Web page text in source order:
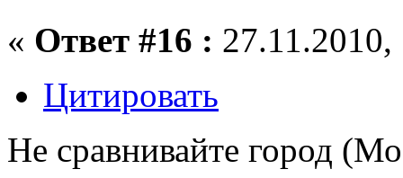
« Ответ #16 :
Цитировать
Не сравнивайте город